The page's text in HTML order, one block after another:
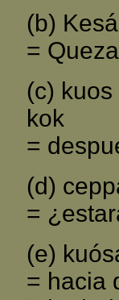
(b)
=
(c)
kok
=
(d)
=
(e)
= hacia